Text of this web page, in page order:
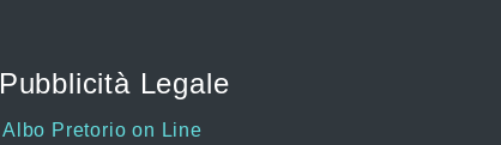
Pubblicità Legale
Albo Pretorio on Line